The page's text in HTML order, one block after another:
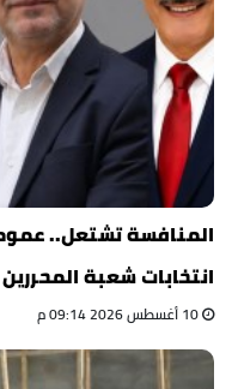
المنافسة تشتعل..
انتخابات شعبة